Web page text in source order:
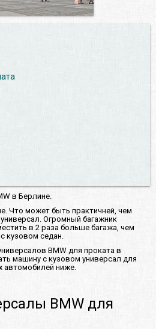
в Берлине.
Что может быть практичней, чем
Огромный багажник
в 2 раза больше багажа, чем
кузовом седан.
BMW для проката в
машину с кузовом универсал для
автомобилей ниже.
BMW для